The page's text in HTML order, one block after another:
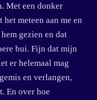
Met een donker
meteen aan me en
gezien en dat
bui. Fijn dat mijn
er helemaal mag
en verlangen,
En over hoe